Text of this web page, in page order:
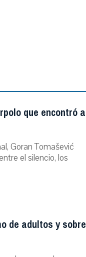
que encontró a
Goran Tomašević
el silencio, los
de adultos y sobre